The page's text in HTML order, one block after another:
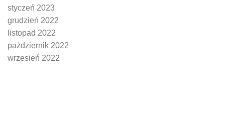
styczeń 2023
grudzień 2022
listopad 2022
październik 2022
wrzesień 2022